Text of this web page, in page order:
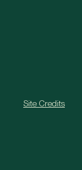
Site Credits